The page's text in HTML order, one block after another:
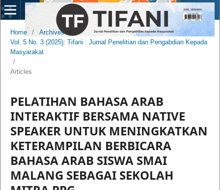
Home / Archives
/
Vol. 5 No. 3 (2025): Tifani : Jurnal Penelitian dan Pengabdian Kepada
Masyarakat
/
Articles
PELATIHAN BAHASA ARAB
INTERAKTIF BERSAMA NATIVE
SPEAKER UNTUK MENINGKATKAN
KETERAMPILAN BERBICARA
BAHASA ARAB SISWA SMAI
MALANG SEBAGAI SEKOLAH